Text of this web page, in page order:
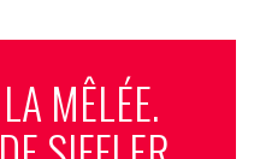
MÊLÉE.